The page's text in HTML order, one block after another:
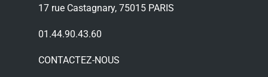
17 rue Castagnary, 75015 PARIS
01.44.90.43.60
CONTACTEZ-NOUS